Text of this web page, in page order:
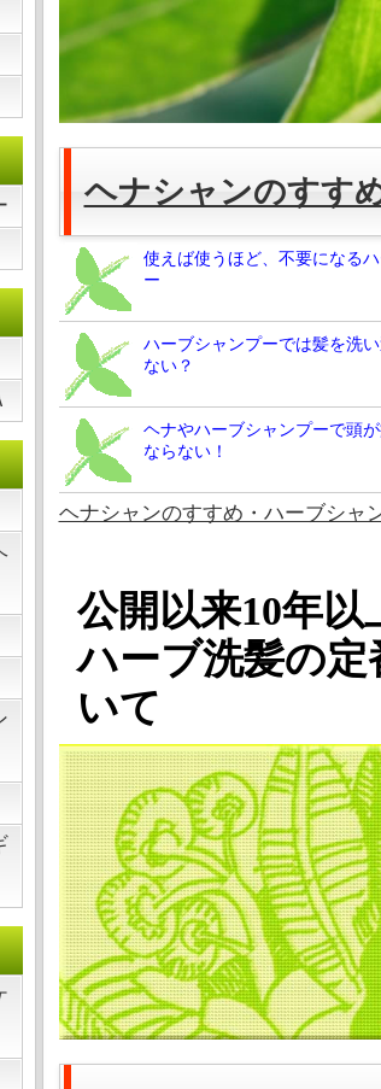
ヘナシャンのすす
使えば使うほど、不要になる
ー
ハーブシャンプーでは髪を洗
ない？
ヘナやハーブシャンプーで頭
ならない！
ヘナシャンのすすめ・ハーブシャ
公開以来10年
ハーブ洗髪の
いて